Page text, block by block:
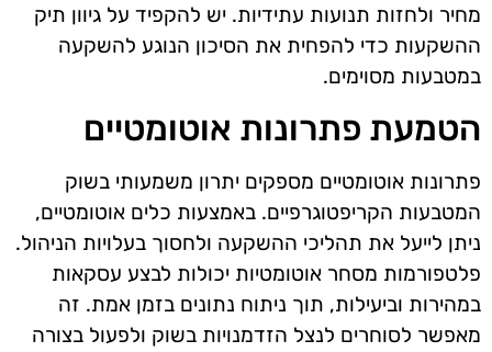
מחיר ולחזות תנועות עתידיות. יש להקפיד על גיוון תיק
ההשקעות כדי להפחית את הסיכון הנוגע להשקעה
במטבעות מסוימים.
הטמעת פתרונות אוטומטיים
פתרונות אוטומטיים מספקים יתרון משמעותי בשוק
המטבעות הקריפטוגרפיים. באמצעות כלים אוטומטיים,
ניתן לייעל את תהליכי ההשקעה ולחסוך בעלויות הניהול.
פלטפורמות מסחר אוטומטיות יכולות לבצע עסקאות
במהירות וביעילות, תוך ניתוח נתונים בזמן אמת. זה
מאפשר לסוחרים לנצל הזדמנויות בשוק ולפעול בצורה